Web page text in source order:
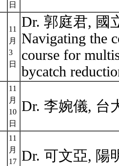
日
11
月
3
日
Dr. 郭庭君, 國
Navigating the
course for
bycatch
11
月
10
日
Dr. 李婉儀, 台
11
月
17 Dr. 可文亞, 陽